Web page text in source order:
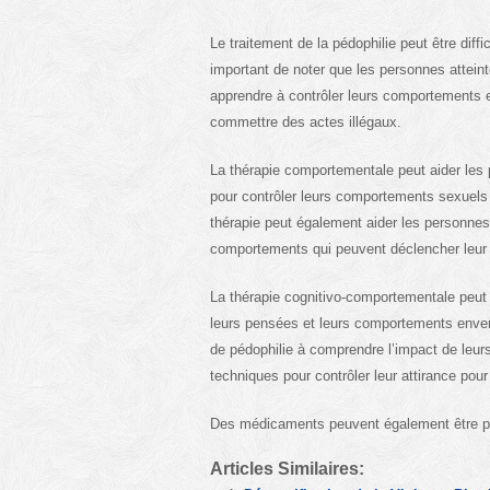
Le traitement de la pédophilie peut être
important de noter que les personnes
apprendre à contrôler leurs
commettre des actes illégaux.
La thérapie comportementale peut aider
pour contrôler leurs comportements
thérapie peut également aider les
comportements qui peuvent déclencher
La thérapie cognitivo-comportementale
leurs pensées et leurs comportements
de pédophilie à comprendre l’impact de
techniques pour contrôler leur attirance
Des médicaments peuvent également être
Articles Similaires: